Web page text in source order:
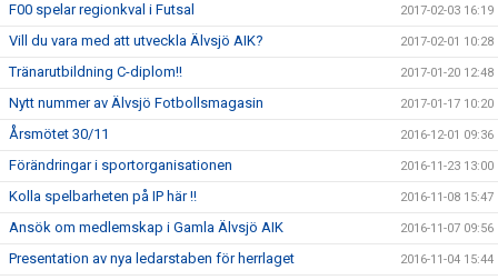
F00 spelar regionkval i Futsal 2017-02-03 16:19
Vill du vara med att utveckla Älvsjö AIK? 2017-02-01 10:28
Tränarutbildning C-diplom!! 2017-01-20 12:48
Nytt nummer av Älvsjö Fotbollsmagasin 2017-01-17 10:20
Årsmötet 30/11 2016-12-01 09:36
Förändringar i sportorganisationen 2016-11-23 13:00
Kolla spelbarheten på IP här !! 2016-11-08 15:47
Ansök om medlemskap i Gamla Älvsjö AIK 2016-11-07 09:56
Presentation av nya ledarstaben för herrlaget 2016-11-04 15:44